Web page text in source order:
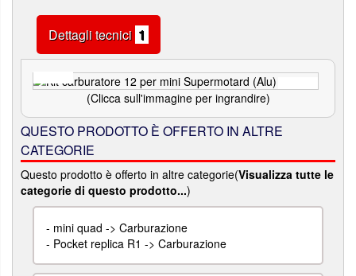
Dettagli tecnici 1
(Clicca sull'immagine per ingrandire)
QUESTO PRODOTTO È OFFERTO IN ALTRE
CATEGORIE
Questo prodotto è offerto in altre categorie(Visualizza tutte le
categorie di questo prodotto...)
- mini quad -> Carburazione
- Pocket replica R1 -> Carburazione